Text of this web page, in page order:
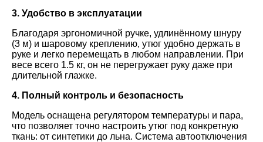
3. Удобство в эксплуатации
Благодаря эргономичной ручке, удлинённому шнуру
(3 м) и шаровому креплению, утюг удобно держать в
руке и легко перемещать в любом направлении. При
весе всего 1.5 кг, он не перегружает руку даже при
длительной глажке.
4. Полный контроль и безопасность
Модель оснащена регулятором температуры и пара,
что позволяет точно настроить утюг под конкретную
ткань: от синтетики до льна. Система автоотключения